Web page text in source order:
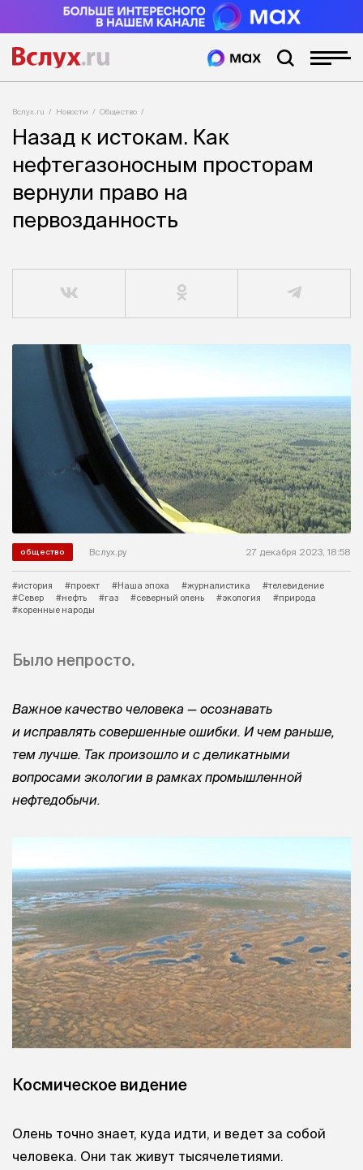
Вслух.ru Новости Общество
Назад к истокам. Как
нефтегазоносным просторам
вернули право на
первозданность
общество Вслух.ру 27 декабря 2023, 18:58
#история #проект #Наша эпоха #журналистика
#телевидение
#Север
#нефть #газ #северный олень #экология
#природа
#коренные народы
Было непросто.
Важное качество человека — осознавать
и исправлять совершенные ошибки. И чем раньше,
тем лучше. Так произошло и с деликатными
вопросами экологии в рамках промышленной
нефтедобычи.
Космическое видение
Олень точно знает, куда идти, и ведет за собой
человека. Они так живут тысячелетиями.